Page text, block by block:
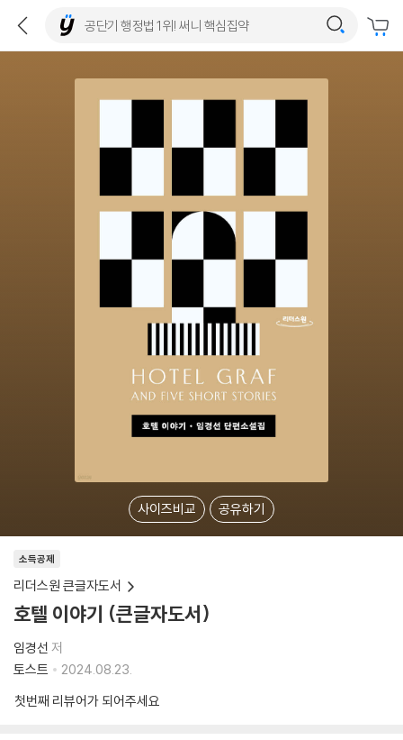
사이즈비교 공유하기
소득공제
리더스원 큰글자도서
호텔 이야기 (큰글자도서)
임경선 저
토스트
2024.08.23.
첫번째 리뷰어가 되어주세요